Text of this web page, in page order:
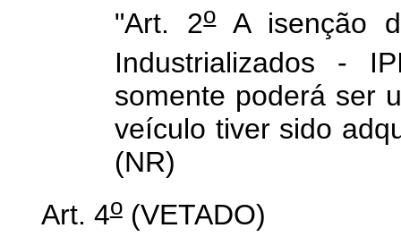
"Art. 2oA isenção
Industrializados -
somente poderá ser
veículo tiver sido
(NR)
Art. 4o(VETADO)